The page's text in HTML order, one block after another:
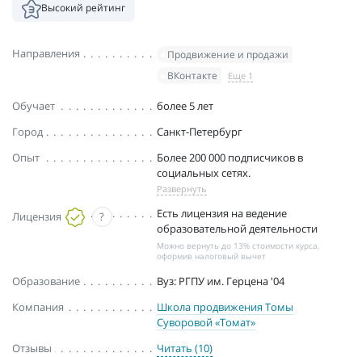
Высокий рейтинг
Направления
Продвижение и продажи
ВКонтакте
Еще 1
Обучает
более 5 лет
Город
Санкт-Петербург
Опыт
Более 200 000 подписчиков в
социальных сетях.
Развернуть
Лицензия ?
Есть лицензия на ведение
образовательной деятельности
Можно вернуть до 13% стоимости курса,
оформив налоговый вычет
Образование
Вуз: РГПУ им. Герцена '04
Компания
Школа продвижения Томы
Суворовой «Томат»
Отзывы
Читать (10)